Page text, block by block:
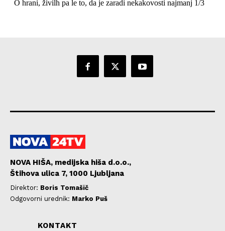
NOVA HIŠA, medijska hiša d.o.o.,
Štihova ulica 7, 1000 Ljubljana
Direktor: Boris Tomašič
Odgovorni urednik: Marko Puš
KONTAKT